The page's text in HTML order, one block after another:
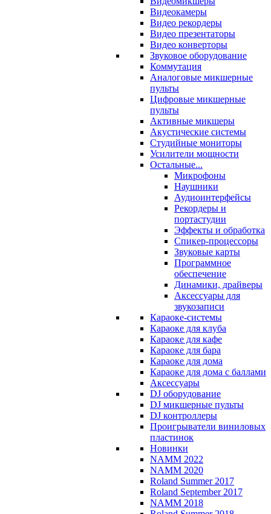
Видеокамеры
Видео рекордеры
Видео презентаторы
Видео конверторы
Звуковое оборудование
Коммутация
Аналоговые микшерные
пульты
Цифровые микшерные
пульты
Активные микшеры
Акустические системы
Студийные мониторы
Усилители мощности
Остальные...
Микрофоны
Наушники
Аудиоинтерфейсы
Рекордеры и
портастудии
Эффекты и обработка
Спикер-процессоры
Звуковые карты
Программное
обеспечение
Динамики, драйверы
Аксессуары для
звукозаписи
Караоке-системы
Караоке для клуба
Караоке для кафе
Караоке для бара
Караоке для дома
Караоке для дома с баллами
Аксессуары
DJ оборудование
DJ микшерные пульты
DJ контроллеры
Проигрыватели виниловых
пластинок
Новинки
NAMM 2022
NAMM 2020
Roland Summer 2017
Roland September 2017
NAMM 2018